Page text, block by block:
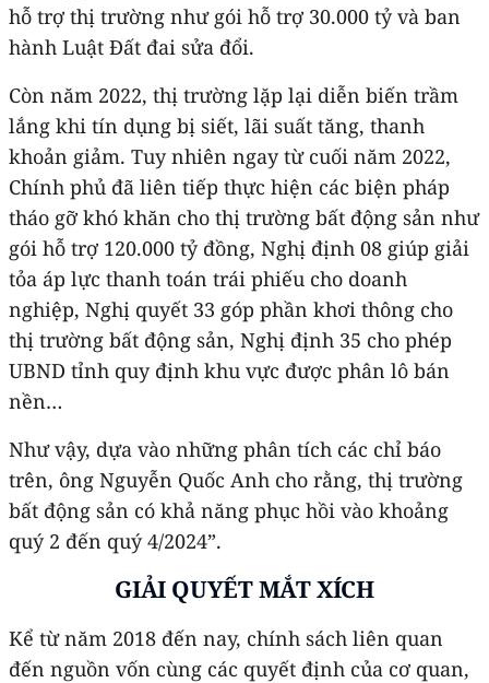
hỗ trợ thị trường như gói hỗ trợ 30.000 tỷ và ban
hành Luật Đất đai sửa đổi.
Còn năm 2022, thị trường lặp lại diễn biến trầm
lắng khi tín dụng bị siết, lãi suất tăng, thanh
khoản giảm. Tuy nhiên ngay từ cuối năm 2022,
Chính phủ đã liên tiếp thực hiện các biện pháp
tháo gỡ khó khăn cho thị trường bất động sản như
gói hỗ trợ 120.000 tỷ đồng, Nghị định 08 giúp giải
tỏa áp lực thanh toán trái phiếu cho doanh
nghiệp, Nghị quyết 33 góp phần khơi thông cho
thị trường bất động sản, Nghị định 35 cho phép
UBND tỉnh quy định khu vực được phân lô bán
nền…
Như vậy, dựa vào những phân tích các chỉ báo
trên, ông Nguyễn Quốc Anh cho rằng, thị trường
bất động sản có khả năng phục hồi vào khoảng
quý 2 đến quý 4/2024”.
GIẢI QUYẾT MẮT XÍCH
Kể từ năm 2018 đến nay, chính sách liên quan
đến nguồn vốn cùng các quyết định của cơ quan,